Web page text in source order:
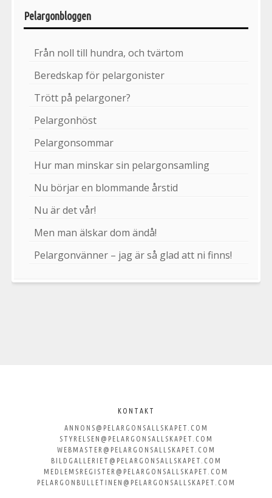
Pelargonbloggen
Från noll till hundra, och tvärtom
Beredskap för pelargonister
Trött på pelargoner?
Pelargonhöst
Pelargonsommar
Hur man minskar sin pelargonsamling
Nu börjar en blommande årstid
Nu är det vår!
Men man älskar dom ändå!
Pelargonvänner – jag är så glad att ni finns!
Svenska
Pelargonsällskapet
KONTAKT
ANNONS@PELARGONSALLSKAPET.COM
STYRELSEN@PELARGONSALLSKAPET.COM
WEBMASTER@PELARGONSALLSKAPET.COM
BILDGALLERIET@PELARGONSALLSKAPET.COM
MEDLEMSREGISTER@PELARGONSALLSKAPET.COM
PELARGONBULLETINEN@PELARGONSALLSKAPET.COM